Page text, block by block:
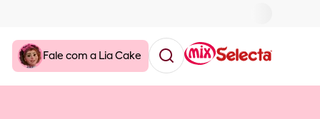
Fale com a Lia Cake